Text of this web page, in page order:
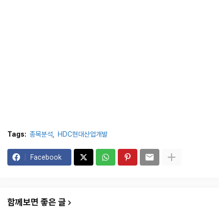
Tags: 종목분석 HDC현대산업개발
Facebook
함께보면 좋은 글